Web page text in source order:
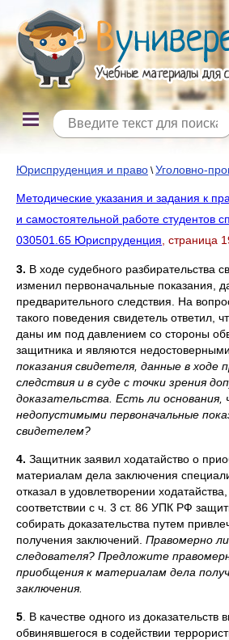
Юриспруденция и право \Уголовно-
Методические указания и задания к
и самостоятельной работе студентов
030501.65 Юриспруденция , страница
3. В ходе судебного разбирательства
изменил первоначальные показания,
предварительного следствия. На
такого поведения свидетель ответил,
даны им под давлением со стороны
защитника и являются недостоверными.
показания свидетеля, данные в ходе
следствия и в суде с точки зрения
доказательства. Есть ли
недопустимыми первоначальные
свидетелем?
4. Защитник заявил ходатайство о
материалам дела заключения
отказал в удовлетворении
соответствии с ч. 3 ст. 86 УПК РФ
собирать доказательства путем
получения заключений. Правомерно
следователя? Предложите
приобщения к материалам дела
заключения.
5 . В качестве одного из доказательств
обвинявшегося в содействии